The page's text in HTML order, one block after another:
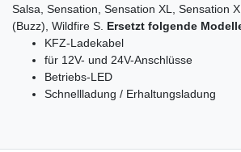
Salsa, Sensation, Sensation XL, Sensation
(Buzz), Wildfire S. Ersetzt folgende
KFZ-Ladekabel
für 12V- und 24V-Anschlüsse
Betriebs-LED
Schnellladung / Erhaltungsladung